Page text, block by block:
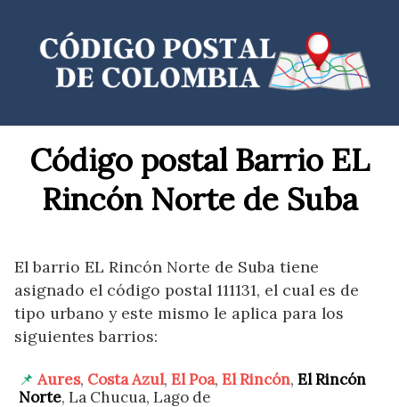
contenido
Código postal Barrio EL
Rincón Norte de Suba
El barrio EL Rincón Norte de Suba tiene
asignado el código postal 111131, el cual es de
tipo urbano y este mismo le aplica para los
siguientes barrios:
Aures, Costa Azul, El Poa, El Rincón, El Rincón
Norte, La Chucua, Lago de